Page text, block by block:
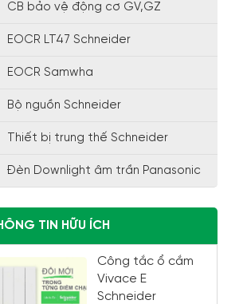
CB bảo vệ động cơ GV,GZ
EOCR LT47 Schneider
EOCR Samwha
Bộ nguồn Schneider
Thiết bị trung thế Schneider
Đèn Downlight âm trần Panasonic
TIN HỮU ÍCH
Công tắc ổ cắm
Vivace E
Schneider